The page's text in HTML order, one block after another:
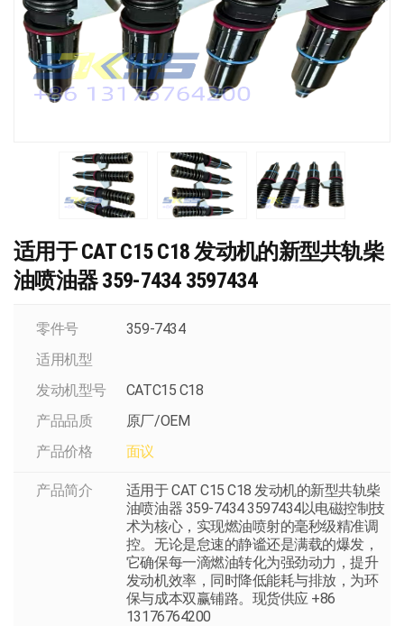
适用于 CAT C15 C18 发动机的新型共轨柴
油喷油器 359-7434 3597434
零件号
359-7434
适用机型
发动机型号
CATC15 C18
产品品质
原厂/OEM
产品价格
面议
产品简介
适用于 CAT C15 C18 发动机的新型共轨柴
油喷油器 359-7434 3597434以电磁控制技
术为核心，实现燃油喷射的毫秒级精准调
控。无论是怠速的静谧还是满载的爆发，
它确保每一滴燃油转化为强劲动力，提升
发动机效率，同时降低能耗与排放，为环
保与成本双赢铺路。现货供应 +86
13176764200